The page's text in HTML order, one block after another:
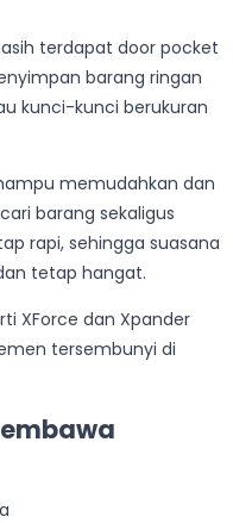
terdapat door pocket
barang ringan
kunci-kunci berukuran
memudahkan dan
barang sekaligus
rapi, sehingga suasana
tetap hangat.
XForce dan Xpander
tersembunyi di